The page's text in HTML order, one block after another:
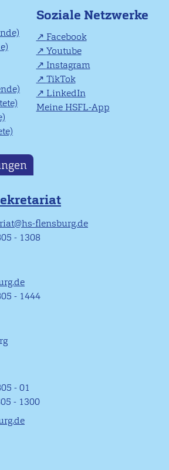
Soziale Netzwerke
Facebook
Youtube
Instagram
TikTok
LinkedIn
Meine HSFL-App
flensburg.de
- 1308
- 1444
- 01
- 1300